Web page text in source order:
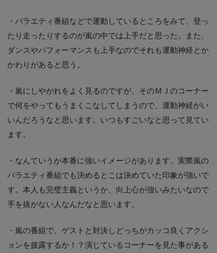
・バラエティ番組などで運動しているところをみて、登っ
たり走ったりするのが嵐の中では上手だと思った。また、
ダンスやパフォーマンスも上手なのでそれも運動神経とか
かわりがあると思う。
・嵐にしやがれをよく見るのですが、そのＭＪのコーナー
で何をやってもうまくこなしてしまうので、運動神経がい
いんだろうなと思います。いつもすごいなと思って見てい
ます。
・なんていうか本番に強いイメージがあります。実際嵐の
バラエティ番組でも決めるとこは決めていた印象が強いで
す。本人も完璧主義というか、向上心が強いみたいなので
手を抜かない人なんだなと思います。
・嵐の番組で、ゲストと対決しどっちがカッコ良くアクシ
ョンを披露するか！？演じているコーナーを見た事がある